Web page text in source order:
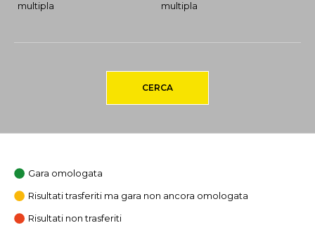
multipla
multipla
CERCA
Gara omologata
Risultati trasferiti ma gara non ancora omologata
Risultati non trasferiti